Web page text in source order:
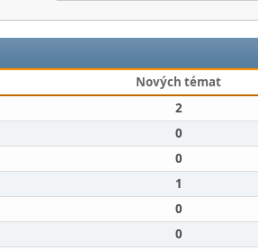
Nových témat
2
0
0
1
0
0